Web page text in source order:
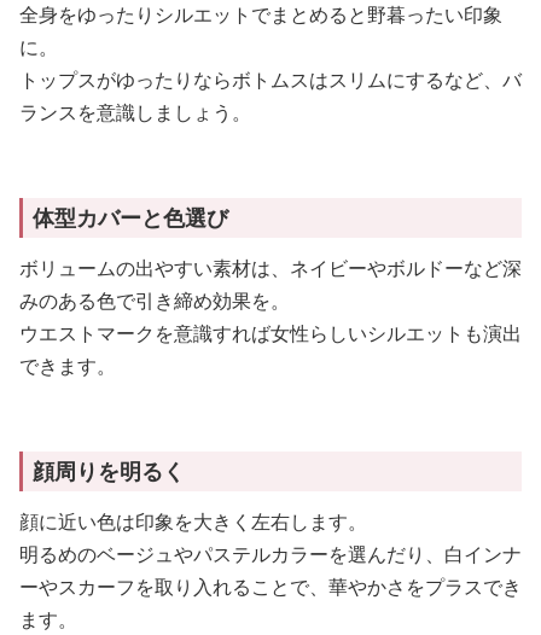
全身をゆったりシルエットでまとめると野暮ったい印象
に。
トップスがゆったりならボトムスはスリムにするなど、バ
ランスを意識しましょう。
体型カバーと色選び
ボリュームの出やすい素材は、ネイビーやボルドーなど深
みのある色で引き締め効果を。
ウエストマークを意識すれば女性らしいシルエットも演出
できます。
顔周りを明るく
顔に近い色は印象を大きく左右します。
明るめのベージュやパステルカラーを選んだり、白インナ
ーやスカーフを取り入れることで、華やかさをプラスでき
ます。